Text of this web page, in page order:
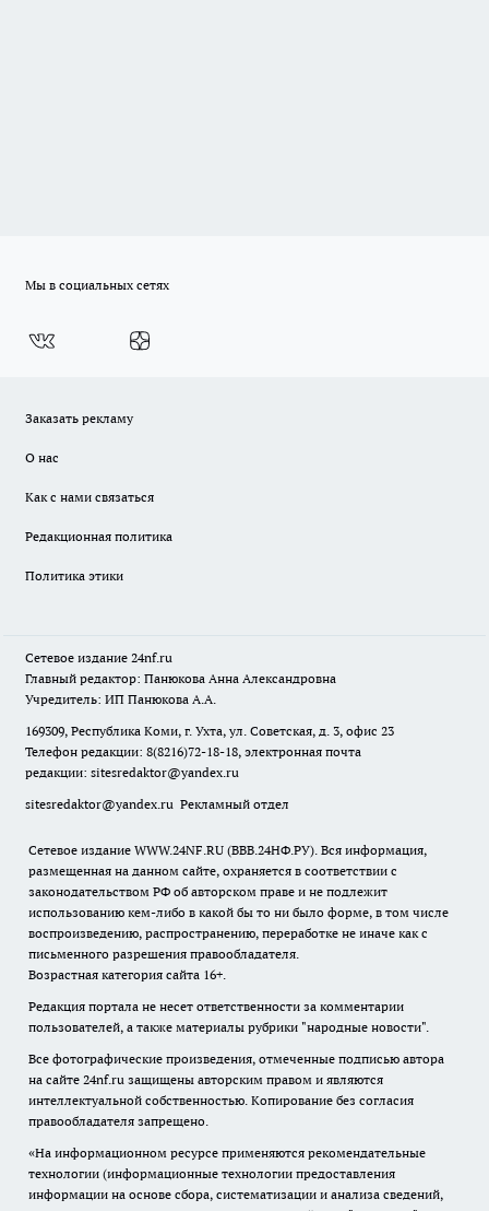
Мы в социальных сетях
Заказать рекламу
О нас
Как с нами связаться
Редакционная политика
Политика этики
Сетевое издание 24nf.ru
Главный редактор: Панюкова Анна Александровна
Учредитель: ИП Панюкова А.А.
169309, Республика Коми, г. Ухта, ул. Советская, д. 3, офис 23
Телефон редакции: 8(8216)72-18-18, электронная почта
редакции: sitesredaktor@yandex.ru
sitesredaktor@yandex.ru Рекламный отдел
Сетевое издание WWW.24NF.RU (ВВВ.24НФ.РУ). Вся информация,
размещенная на данном сайте, охраняется в соответствии с
законодательством РФ об авторском праве и не подлежит
использованию кем-либо в какой бы то ни было форме, в том числе
воспроизведению, распространению, переработке не иначе как с
письменного разрешения правообладателя.
Возрастная категория сайта 16+.
Редакция портала не несет ответственности за комментарии
пользователей, а также материалы рубрики "народные новости".
Все фотографические произведения, отмеченные подписью автора
на сайте 24nf.ru защищены авторским правом и являются
интеллектуальной собственностью. Копирование без согласия
правообладателя запрещено.
«На информационном ресурсе применяются рекомендательные
технологии (информационные технологии предоставления
информации на основе сбора, систематизации и анализа сведений,